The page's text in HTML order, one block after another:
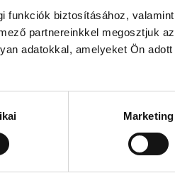
funkciók biztosításához, valamint
partnereinkkel megosztjuk
adatokkal, amelyeket Ön adott
Marketing
VESZPRÉMI
A vb-
Május 17-
alkalommal
Napját a